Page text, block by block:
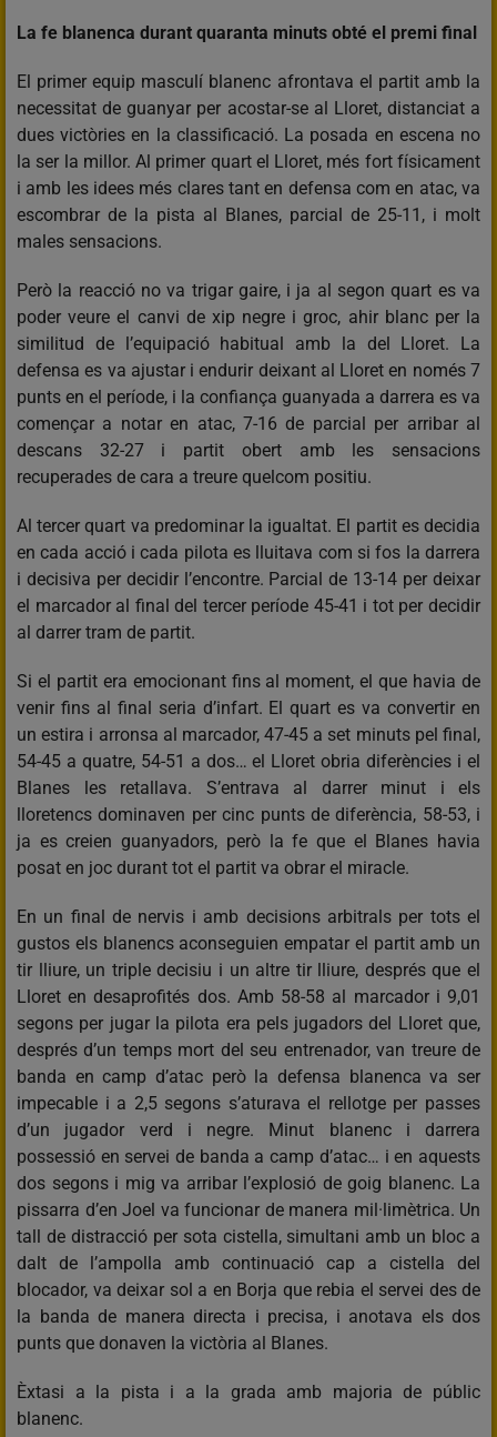
La fe blanenca durant quaranta minuts obté el premi final
El primer equip masculí blanenc afrontava el partit amb la
necessitat de guanyar per acostar-se al Lloret, distanciat a
dues victòries en la classificació. La posada en escena no
la ser la millor. Al primer quart el Lloret, més fort físicament
i amb les idees més clares tant en defensa com en atac, va
escombrar de la pista al Blanes, parcial de 25-11, i molt
males sensacions.
Però la reacció no va trigar gaire, i ja al segon quart es va
poder veure el canvi de xip negre i groc, ahir blanc per la
similitud de l’equipació habitual amb la del Lloret. La
defensa es va ajustar i endurir deixant al Lloret en només 7
punts en el període, i la confiança guanyada a darrera es va
començar a notar en atac, 7-16 de parcial per arribar al
descans 32-27 i partit obert amb les sensacions
recuperades de cara a treure quelcom positiu.
Al tercer quart va predominar la igualtat. El partit es decidia
en cada acció i cada pilota es lluitava com si fos la darrera
i decisiva per decidir l’encontre. Parcial de 13-14 per deixar
el marcador al final del tercer període 45-41 i tot per decidir
al darrer tram de partit.
Si el partit era emocionant fins al moment, el que havia de
venir fins al final seria d’infart. El quart es va convertir en
un estira i arronsa al marcador, 47-45 a set minuts pel final,
54-45 a quatre, 54-51 a dos… el Lloret obria diferències i el
Blanes les retallava. S’entrava al darrer minut i els
lloretencs dominaven per cinc punts de diferència, 58-53, i
ja es creien guanyadors, però la fe que el Blanes havia
posat en joc durant tot el partit va obrar el miracle.
En un final de nervis i amb decisions arbitrals per tots el
gustos els blanencs aconseguien empatar el partit amb un
tir lliure, un triple decisiu i un altre tir lliure, després que el
Lloret en desaprofités dos. Amb 58-58 al marcador i 9,01
segons per jugar la pilota era pels jugadors del Lloret que,
després d’un temps mort del seu entrenador, van treure de
banda en camp d’atac però la defensa blanenca va ser
impecable i a 2,5 segons s’aturava el rellotge per passes
d’un jugador verd i negre. Minut blanenc i darrera
possessió en servei de banda a camp d’atac… i en aquests
dos segons i mig va arribar l’explosió de goig blanenc. La
pissarra d’en Joel va funcionar de manera mil·limètrica. Un
tall de distracció per sota cistella, simultani amb un bloc a
dalt de l’ampolla amb continuació cap a cistella del
blocador, va deixar sol a en Borja que rebia el servei des de
la banda de manera directa i precisa, i anotava els dos
punts que donaven la victòria al Blanes.
Èxtasi a la pista i a la grada amb majoria de públic
blanenc.